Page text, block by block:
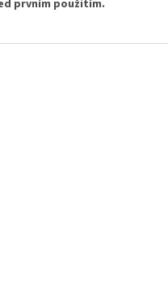
prvním použitím.